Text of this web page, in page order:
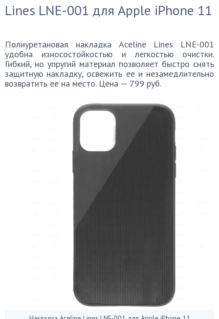
Lines LNE-001 для Apple iPhone 11
Полиуретановая накладка Aceline Lines LNE-001
удобна износостойкостью и легкостью очистки.
Гибкий, но упругий материал позволяет быстро снять
защитную накладку, освежить ее и незамедлительно
возвратить ее на место. Цена — 799 руб.